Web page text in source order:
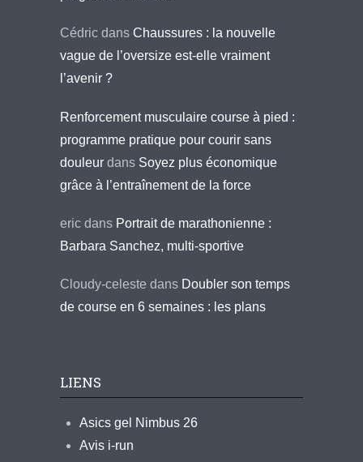
Cédric dans Chaussures : la nouvelle
vague de l’oversize est-elle vraiment
l’avenir ?
Renforcement musculaire course à pied :
programme pratique pour courir sans
douleur dans Soyez plus économique
grâce à l’entraînement de la force
eric dans Portrait de marathonienne :
Barbara Sanchez, multi-sportive
Cloudy-celeste dans Doubler son temps
de course en 6 semaines : les plans
LIENS
Asics gel Nimbus 26
Avis i-run